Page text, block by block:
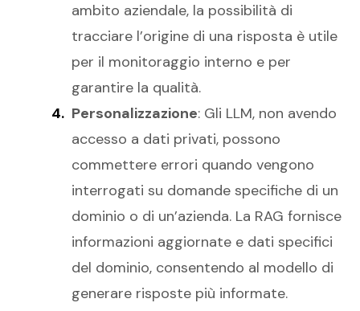
ambito aziendale, la possibilità di
tracciare l’origine di una risposta è utile
per il monitoraggio interno e per
garantire la qualità.
Personalizzazione: Gli LLM, non avendo
accesso a dati privati, possono
commettere errori quando vengono
interrogati su domande specifiche di un
dominio o di un’azienda. La RAG fornisce
informazioni aggiornate e dati specifici
del dominio, consentendo al modello di
generare risposte più informate.